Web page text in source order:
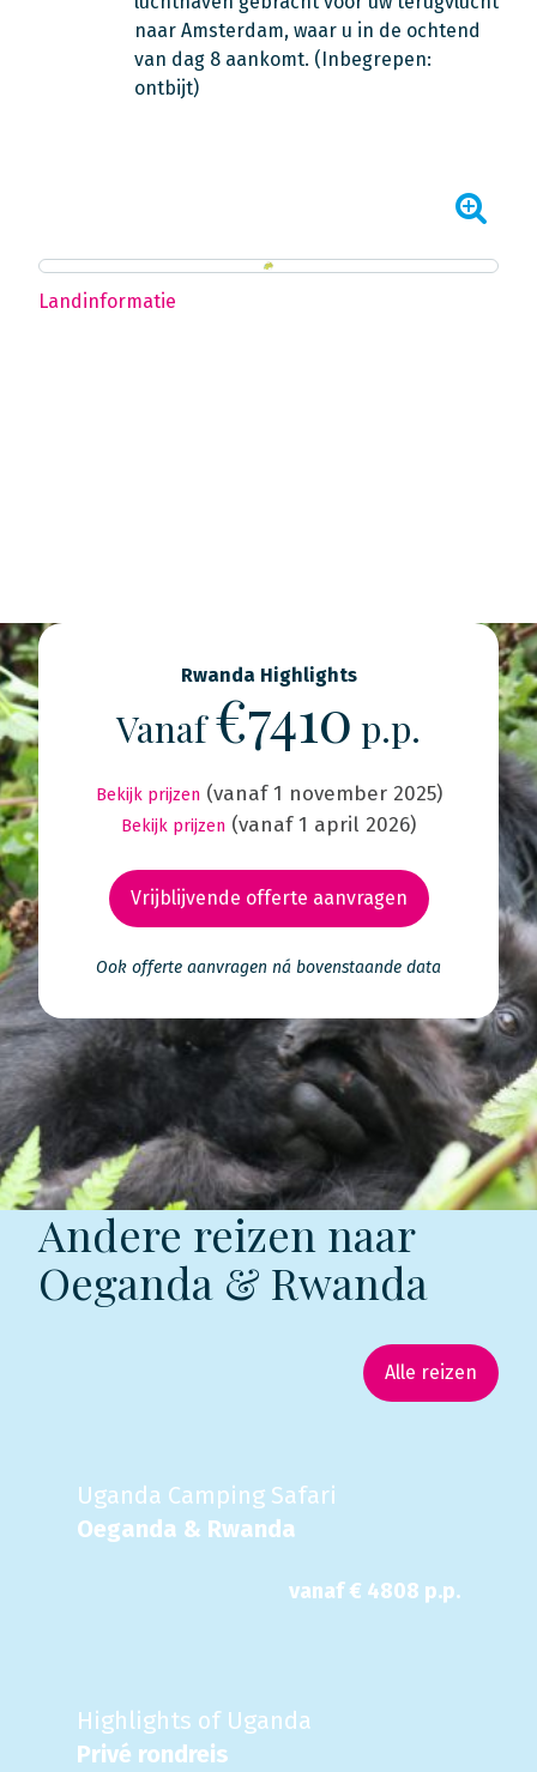
naar Amsterdam, waar u in de ochtend
van dag 8 aankomt. (Inbegrepen:
ontbijt)
Landinformatie
Rwanda Highlights
Vanaf€7410 p.p.
Bekijk prijzen (vanaf 1 november 2025)
Bekijk prijzen (vanaf 1 april 2026)
Vrijblijvende offerte aanvragen
Ook offerte aanvragen ná bovenstaande data
Andere reizen naar
Oeganda & Rwanda
Alle reizen
Uganda Camping Safari
Oeganda & Rwanda
vanaf € 4808 p.p.
Highlights of Uganda
Privé rondreis